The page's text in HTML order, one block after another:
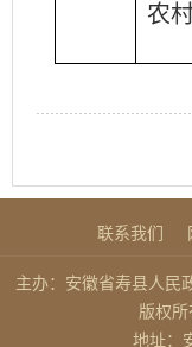
农
联系我们
主办：安徽省寿县人民
版权
地址：